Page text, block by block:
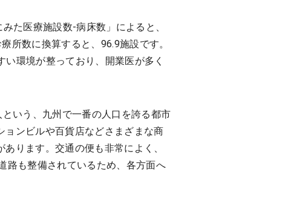
た医療施設数-病床数」によると、
所数に換算すると、96.9施設です。
環境が整っており、開業医が多く
いう、九州で一番の人口を誇る都市
ンビルや百貨店などさまざまな商
ります。交通の便も非常によく、
路も整備されているため、各方面へ